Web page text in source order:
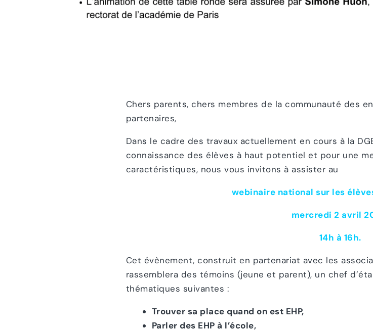
Chers parents, chers membres de la communauté des
partenaires,
Dans le cadre des travaux actuellement en cours à la
connaissance des élèves à haut potentiel et pour une
caractéristiques, nous vous invitons à assister au
webinaire national sur les
mercredi 2 avril
14h à 16h.
Cet évènement, construit en partenariat avec les
rassemblera des témoins (jeune et parent), un chef
thématiques suivantes :
Trouver sa place quand on est EHP,
Parler des EHP à l’école,